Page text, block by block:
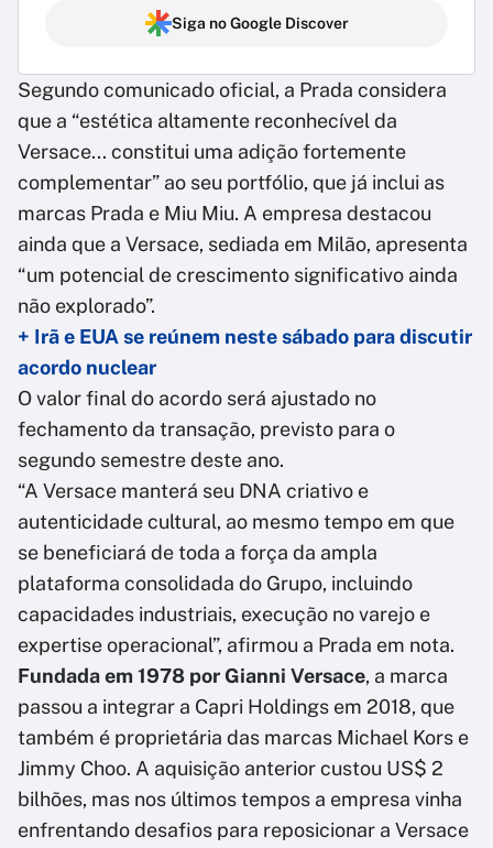
Siga no Google Discover
Segundo comunicado oficial, a Prada considera
que a “estética altamente reconhecível da
Versace... constitui uma adição fortemente
complementar” ao seu portfólio, que já inclui as
marcas Prada e Miu Miu. A empresa destacou
ainda que a Versace, sediada em Milão, apresenta
“um potencial de crescimento significativo ainda
não explorado”.
+ Irã e EUA se reúnem neste sábado para discutir
acordo nuclear
O valor final do acordo será ajustado no
fechamento da transação, previsto para o
segundo semestre deste ano.
“A Versace manterá seu DNA criativo e
autenticidade cultural, ao mesmo tempo em que
se beneficiará de toda a força da ampla
plataforma consolidada do Grupo, incluindo
capacidades industriais, execução no varejo e
expertise operacional”, afirmou a Prada em nota.
Fundada em 1978 por Gianni Versace, a marca
passou a integrar a Capri Holdings em 2018, que
também é proprietária das marcas Michael Kors e
Jimmy Choo. A aquisição anterior custou US$ 2
bilhões, mas nos últimos tempos a empresa vinha
enfrentando desafios para reposicionar a Versace